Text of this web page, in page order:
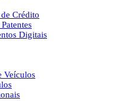
Crédito
Digitais
Veículos